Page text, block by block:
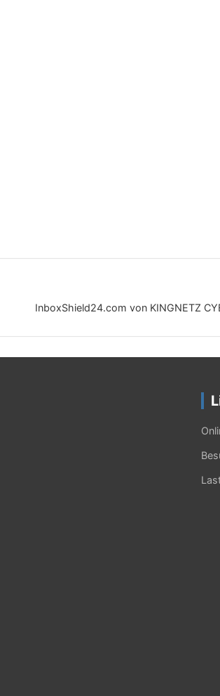
InboxShield24.com von KINGNETZ